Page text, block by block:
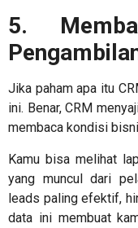
5.
Jika pahamapa itu
ini. Benar, CRM
membaca kondisi
Kamu bisa melihat
yang muncul dari
leads paling efektif,
data ini membuat